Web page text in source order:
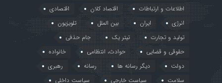
اطلاعات و ارتباطات
اقتصاد کلان
اقتصادی
انرژی
ایران بین الملل
تلویزیون
تولید و تجارت
تیتر یک
جام حذفی
حقوقی و قضایی
حوادث، انتظامی
خانواده
دولت
دیگر رسانه ها رسانه
رهبری
سلامت
سیاست خارجی
سیاست داخلی